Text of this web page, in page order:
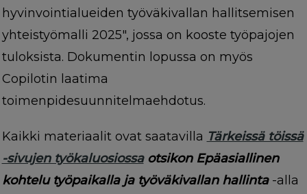
hyvinvointialueiden työväkivallan hallitsemisen
yhteistyömalli 2025", jossa on kooste työpajojen
tuloksista. Dokumentin lopussa on myös
Copilotin laatima
toimenpidesuunnitelmaehdotus.
Kaikki materiaalit ovat saatavilla Tärkeissä töissä
-sivujen työkaluosiossaotsikon Epäasiallinen
kohtelu työpaikalla ja työväkivallan hallinta -alla